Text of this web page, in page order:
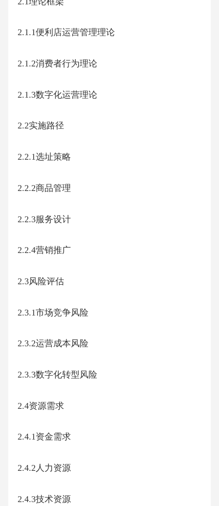
2.1.1便利店运营管理理论
2.1.2消费者行为理论
2.1.3数字化运营理论
2.2实施路径
2.2.1选址策略
2.2.2商品管理
2.2.3服务设计
2.2.4营销推广
2.3风险评估
2.3.1市场竞争风险
2.3.2运营成本风险
2.3.3数字化转型风险
2.4资源需求
2.4.1资金需求
2.4.2人力资源
2.4.3技术资源